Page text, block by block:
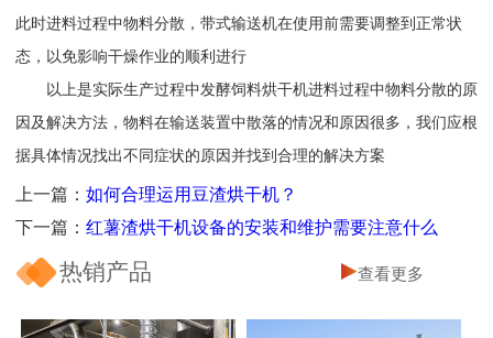
此时进料过程中物料分散，带式输送机在使用前需要调整到正常状
态，以免影响干燥作业的顺利进行
以上是实际生产过程中发酵饲料烘干机进料过程中物料分散的原
因及解决方法，物料在输送装置中散落的情况和原因很多，我们应根
据具体情况找出不同症状的原因并找到合理的解决方案
上一篇： 如何合理运用豆渣烘干机？
下一篇： 红薯渣烘干机设备的安装和维护需要注意什么
热销产品 查看更多